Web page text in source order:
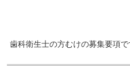
歯科衛生士の方むけの募集要項で